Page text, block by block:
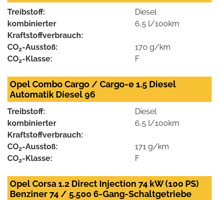
Treibstoff:
Diesel
kombinierter
Kraftstoffverbrauch:
6,5 l/100km
CO2-Ausstoß:
170 g/km
CO2-Klasse: F
Opel Combo Cargo / Cargo-e 1.5 Diesel
Automatik Diesel 96
Treibstoff:
Diesel
kombinierter
Kraftstoffverbrauch:
6,5 l/100km
CO2-Ausstoß:
171 g/km
CO2-Klasse: F
Opel Corsa 1.2 Direct Injection 74 kW (100 PS)
Benziner 74 / 5.500 6-Gang-Schaltgetriebe